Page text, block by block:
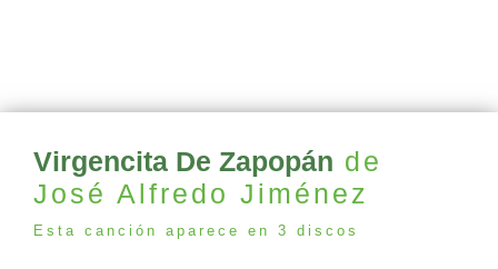
Virgencita De Zapopán de
José Alfredo Jiménez
Esta canción aparece en 3 discos